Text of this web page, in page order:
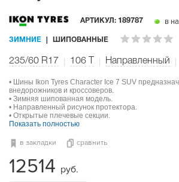
АРТИКУЛ: 189787 в
ЗИМНИЕ ШИПОВАННЫЕ
235/60 R17 106 Направленный
• Шины Ikon Tyres Character Ice 7 SUV
внедорожников и кроссоверов.
• Зимняя шипованная модель.
• Направленный рисунок протектора.
• Открытые плечевые секции.
Показать полностью
в закладки сравнить
12514 руб.